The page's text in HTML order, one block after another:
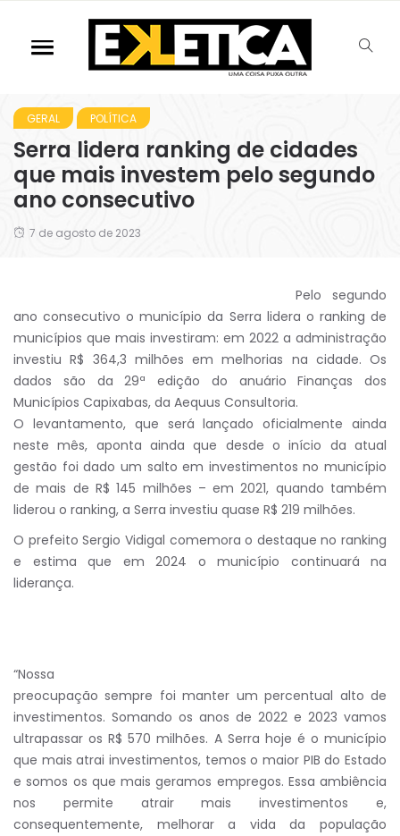
GERAL POLÍTICA
Serra lidera ranking de cidades
que mais investem pelo segundo
ano consecutivo
7 de agosto de 2023
Pelo segundo
ano consecutivo o município da Serra lidera o ranking de
municípios que mais investiram: em 2022 a administração
investiu R$ 364,3 milhões em melhorias na cidade. Os
dados são da 29ª edição do anuário Finanças dos
Municípios Capixabas, da Aequus Consultoria.
O levantamento, que será lançado oficialmente ainda
neste mês, aponta ainda que desde o início da atual
gestão foi dado um salto em investimentos no município
de mais de R$ 145 milhões – em 2021, quando também
liderou o ranking, a Serra investiu quase R$ 219 milhões.
O prefeito Sergio Vidigal comemora o destaque no ranking
e estima que em 2024 o município continuará na
liderança.
“Nossa
preocupação sempre foi manter um percentual alto de
investimentos. Somando os anos de 2022 e 2023 vamos
ultrapassar os R$ 570 milhões. A Serra hoje é o município
que mais atrai investimentos, temos o maior PIB do Estado
e somos os que mais geramos empregos. Essa ambiência
nos permite atrair mais investimentos e,
consequentemente, melhorar a vida da população